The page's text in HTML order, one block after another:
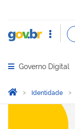
Abrir menu
Governo Digital
Você está aqui:
Página Inicial
Identidade
Níveis